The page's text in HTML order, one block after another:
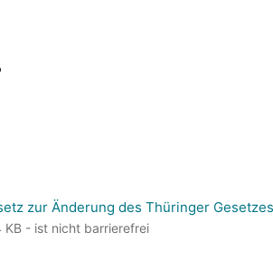
zur Änderung des Thüringer
KB - ist nicht barrierefrei